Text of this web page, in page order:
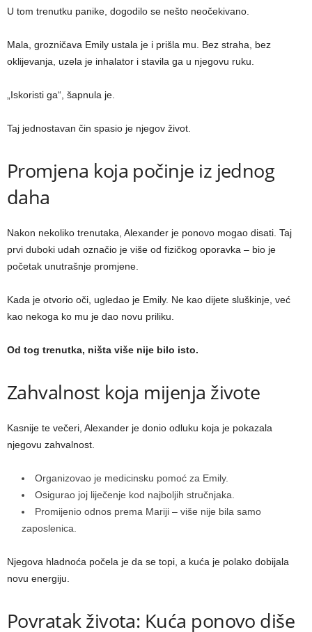
U tom trenutku panike, dogodilo se nešto neočekivano.
Mala, grozničava Emily ustala je i prišla mu. Bez straha, bez
oklijevanja, uzela je inhalator i stavila ga u njegovu ruku.
„Iskoristi ga“, šapnula je.
Taj jednostavan čin spasio je njegov život.
Promjena koja počinje iz jednog
daha
Nakon nekoliko trenutaka, Alexander je ponovo mogao disati. Taj
prvi duboki udah označio je više od fizičkog oporavka – bio je
početak unutrašnje promjene.
Kada je otvorio oči, ugledao je Emily. Ne kao dijete sluškinje, već
kao nekoga ko mu je dao novu priliku.
Od tog trenutka, ništa više nije bilo isto.
Zahvalnost koja mijenja živote
Kasnije te večeri, Alexander je donio odluku koja je pokazala
njegovu zahvalnost.
Organizovao je medicinsku pomoć za Emily.
Osigurao joj liječenje kod najboljih stručnjaka.
Promijenio odnos prema Mariji – više nije bila samo
zaposlenica.
Njegova hladnoća počela je da se topi, a kuća je polako dobijala
novu energiju.
Povratak života: Kuća ponovo diše